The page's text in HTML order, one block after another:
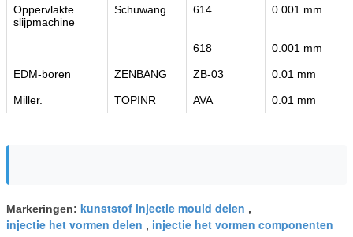
Oppervlakte
slijpmachine
Schuwang. 614 0.001 mm
618 0.001 mm
EDM-boren ZENBANG ZB-03 0.01 mm
Miller. TOPINR AVA 0.01 mm
Markeringen: kunststof injectie mould delen ,
injectie het vormen delen , injectie het vormen componenten